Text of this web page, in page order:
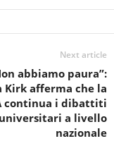
Next article
abbiamo paura”:
Kirk afferma che la
continua i dibattiti
universitari a livello
nazionale